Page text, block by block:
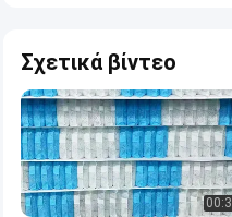
Σχετικά βίντεο